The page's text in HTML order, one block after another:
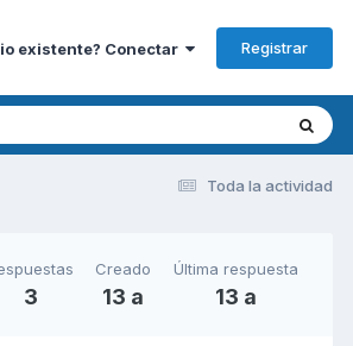
existente? Conectar Registrar
Toda la actividad
3
Creado
13 a
Última respuesta
13 a